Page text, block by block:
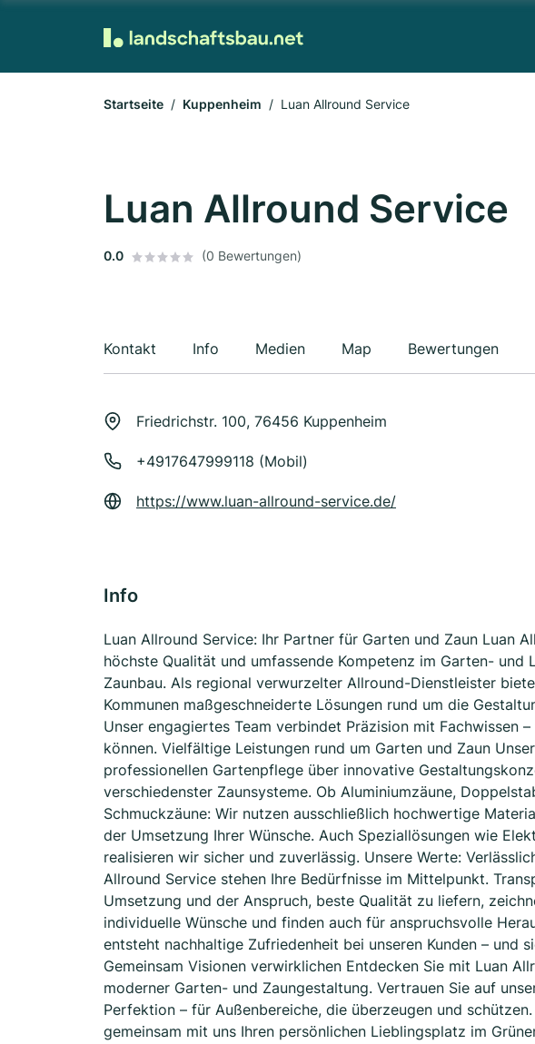
Startseite Kuppenheim Luan Allround Service
Luan Allround Service
0.0 (0 Bewertungen)
Kontakt Info Medien Map Bewertungen
Friedrichstr. 100, 76456 Kuppenheim
+4917647999118 (Mobil)
https://www.luan-allround-service.de/
Info
Luan Allround Service: Ihr Partner für Garten und Zaun Luan
höchste Qualität und umfassende Kompetenz im Garten- und
Zaunbau. Als regional verwurzelter Allround-Dienstleister
Kommunen maßgeschneiderte Lösungen rund um die
Unser engagiertes Team verbindet Präzision mit Fachwissen
können. Vielfältige Leistungen rund um Garten und Zaun
professionellen Gartenpflege über innovative
verschiedenster Zaunsysteme. Ob Aluminiumzäune,
Schmuckzäune: Wir nutzen ausschließlich hochwertige
der Umsetzung Ihrer Wünsche. Auch Speziallösungen wie
realisieren wir sicher und zuverlässig. Unsere Werte:
Allround Service stehen Ihre Bedürfnisse im Mittelpunkt.
Umsetzung und der Anspruch, beste Qualität zu liefern,
individuelle Wünsche und finden auch für anspruchsvolle
entsteht nachhaltige Zufriedenheit bei unseren Kunden – und
Gemeinsam Visionen verwirklichen Entdecken Sie mit Luan
moderner Garten- und Zaungestaltung. Vertrauen Sie auf
Perfektion – für Außenbereiche, die überzeugen und
gemeinsam mit uns Ihren persönlichen Lieblingsplatz im